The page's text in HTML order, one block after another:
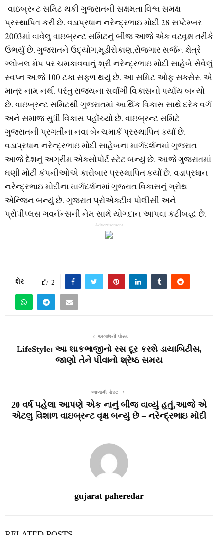
વાઇબ્રન્ટ સમિટ થકી ગુજરાતની સક્ષમતા વિશ્વ સમક્ષ
પ્રસ્થાપિત કરી છે. વડાપ્રધાન નરેન્દ્રભાઇ મોદી 28 સપ્ટેમ્બર
2003માં વાવેલુ વાઇબ્રન્ટ સમિટનું બીજ આજે એક વટવૃક્ષ તરીકે
ઉભર્યુ છે. ગુજરાતને ઉદ્યોગ,મૂડીરોકાણ,રોજગાર સર્જન ક્ષેત્રે
ગ્લોબલ મેપ પર ચમકાવવાનું શ્રી નરેન્દ્રભાઇ મોદી સાહેબે સેવેલું
સ્વપ્ન આજે 100 ટકા સફળ થયું છે. આ સમિટ ઓફ સક્સેસ એ
માત્ર નામ નથી પરંતુ રાજયના સર્વાંગી વિકાસનો પર્યાય બન્યો
છે. વાઇબ્રન્ટ સમિટથી ગુજરાતમાં આર્થિક વિકાસ સાથે દરેક વર્ગ
અને સમાજ સુધી વિકાસ પહોંચ્યો છે. વાઇબ્રન્ટ સમિટે
ગુજરાતની પ્રગતીના નવા બેન્ચમાર્ક પ્રસ્થાપિત કર્યા છે.
વડાપ્રધાન નરેન્દ્રભાઇ મોદી સાહેબના માર્ગદર્શનમાં ગુજરાત
આજે દેશનું અગ્રીમ એક્સોપોર્ટ સ્ટેટ બન્યું છે. આજે ગુજરાતમાં
ઘણી મોટી કંપનીઓએ કારોબાર પ્રસ્થાપિત કર્યો છે. વડાપ્રધાન
નરેન્દ્રભાઇ મોદીના માર્ગદર્શનમાં ગુજરાત વિકાસનું ગ્રોથ
એન્જિન બન્યું છે. ગુજરાત પ્રોએક્ટીવ પોલીસી અને
પ્રોપીપ્લસ ગવર્નન્સની નેમ સાથે યોગદાન આપવા કટીબદ્ધ છે.
Advertisement
શેર 2
અગાઉની પોસ્ટ
LifeStyle: આ શાકભાજીનો રસ દૂર કરશે ડાયાબિટીસ,
જાણો તેને પીવાનો શ્રેષ્ઠ સમય
આગામી પોસ્ટ
20 વર્ષ પહેલા આપણે એક નાનું બીજ વાવ્યું હતું,આજે એ
એટલુ વિશાળ વાઇબ્રન્ટ વૃક્ષ બન્યું છે – નરેન્દ્રભાઇ મોદી
gujarat paheredar